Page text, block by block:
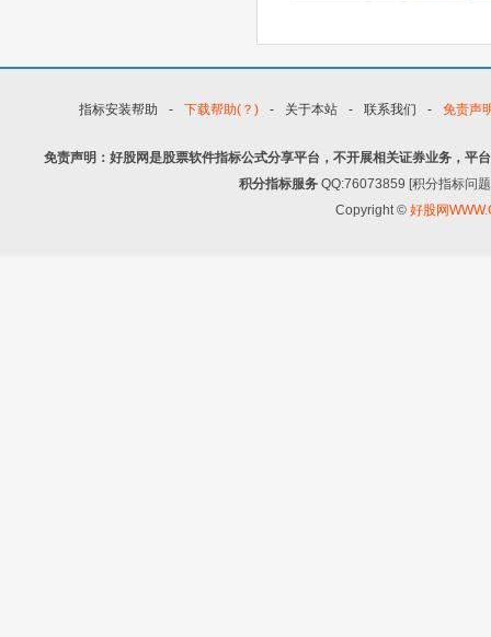
指标安装帮助 - 下载帮助(？) - 关于本站 - 联系我们 - 免责声
免责声明：好股网是股票软件指标公式分享平台，不开展相关证券业务，平
积分指标服务 QQ:76073859 [积分指标问
Copyright © 好股网